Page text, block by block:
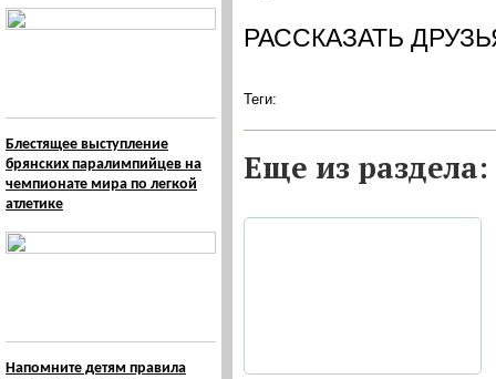
Блестящее выступление
брянских паралимпийцев на
чемпионате мира по легкой
атлетике
Напомните детям правила
РАССКАЗАТЬ
Теги:
Eще из раздела: